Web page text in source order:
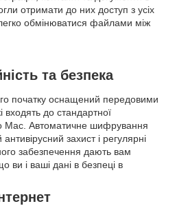
отримати до них доступ з усіх
обмінюватися файлами між
та безпека
початку оснащений передовими
входять до стандартної
Mac. Автоматичне шифрування
захист і регулярні
забезпечення дають вам
ви і ваші дані в безпеці в